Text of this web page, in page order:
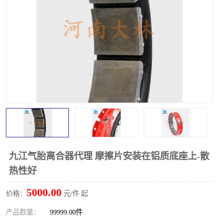
九江气胎离合器代理 摩擦片安装在铝质底座上-散
热性好
价格： 5000.00 元/件 起
产品数量： 99999.00件
气动元件
DY隔膜式离合器 CB离合器
实芯轮胎
联轴器
液力端配件